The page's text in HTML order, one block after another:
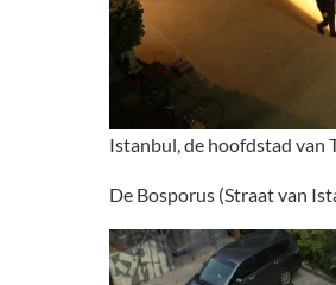
Istanbul, de hoofdstad van
De Bosporus (Straat van